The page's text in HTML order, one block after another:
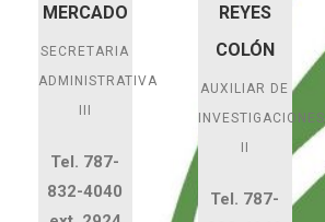
MERCADO
SECRETARIA
ADMINISTRATIVA
III
Tel. 787-
832-4040
REYES
COLÓN
AUXILIAR DE
INVESTIGACIONES
II
Tel. 787-